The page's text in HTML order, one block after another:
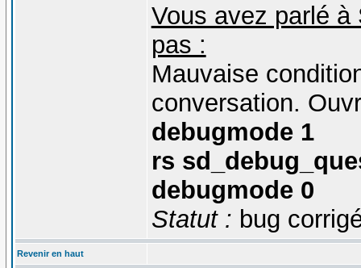
Vous avez parlé
pas :
Mauvaise
conversation.
debugmode 1
rs
debugmode 0
Statut : bug
Revenir en haut